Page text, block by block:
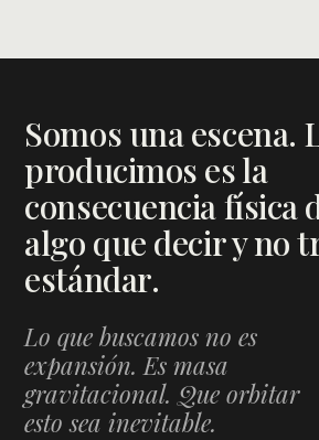
Somos una escena.
producimos es la
consecuencia física
algo que decir y no
estándar.
Lo que buscamos no es
expansión. Es masa
gravitacional. Que orbitar
esto sea inevitable.